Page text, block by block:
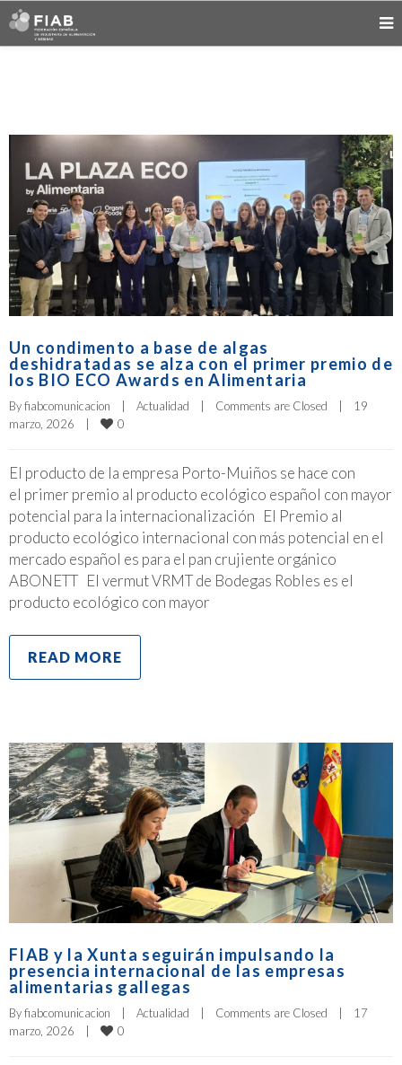
Un condimento a base de algas
deshidratadas se alza con el primer premio de
los BIO ECO Awards en Alimentaria
By fiabcomunicacion | Actualidad | Comments are Closed |
19
marzo, 2026
| 0
El producto de la empresa Porto-Muiños se hace con
el primer premio al producto ecológico español con mayor
potencial para la internacionalización El Premio al
producto ecológico internacional con más potencial en el
mercado español es para el pan crujiente orgánico
ABONETT El vermut VRMT de Bodegas Robles es el
producto ecológico con mayor
READ MORE
FIAB y la Xunta seguirán impulsando la
presencia internacional de las empresas
alimentarias gallegas
By fiabcomunicacion Actualidad Comments are Closed
17
marzo, 2026
0